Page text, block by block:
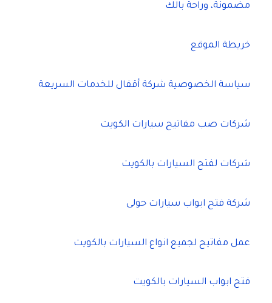
مضمونة، وراحة بالك
خريطة الموقع
سياسة الخصوصية شركة أقفال للخدمات السريعة
شركات صب مفاتيح سيارات الكويت
شركات لفتح السيارات بالكويت
شركة فتح ابواب سيارات حولى
عمل مفاتيح لجميع انواع السيارات بالكويت
فتح ابواب السيارات بالكويت